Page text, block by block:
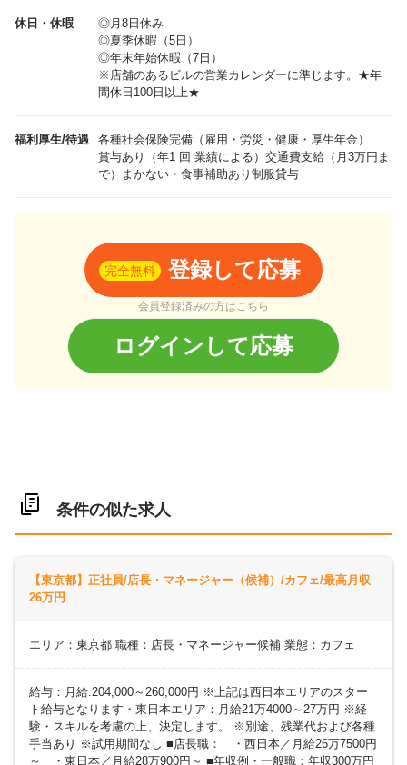
休日・休暇
◎月8日休み
◎夏季休暇（5日）
◎年末年始休暇（7日）
※店舗のあるビルの営業カレンダーに準じます。★年
間休日100日以上★
福利厚生/待遇
各種社会保険完備（雇用・労災・健康・厚生年金）
賞与あり（年1 回 業績による）交通費支給（月3万円ま
で）まかない・食事補助あり制服貸与
完全無料 登録して応募
会員登録済みの方はこちら
ログインして応募
条件の似た求人
【東京都】正社員/店長・マネージャー（候補）/カフェ/最高月収
26万円
エリア：東京都 職種：店長・マネージャー候補 業態：カフェ
給与：月給:204,000～260,000円 ※上記は西日本エリアのスター
ト給与となります・東日本エリア：月給21万4000～27万円 ※経
験・スキルを考慮の上、決定します。 ※別途、残業代および各種
手当あり ※試用期間なし ■店長職： ・西日本／月給26万7500円
～ ・東日本／月給28万900円～ ■年収例・一般職：年収300万円